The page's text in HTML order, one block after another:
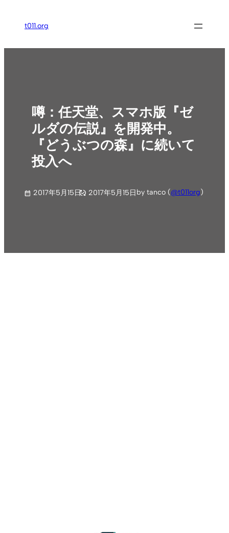
ス
t011.org
噂：任天堂、スマホ版『ゼ
ルダの伝説』を開発中。
『どうぶつの森』に続いて
投入へ
2017年5月15日 2017年5月15日by tanco (@t011org)